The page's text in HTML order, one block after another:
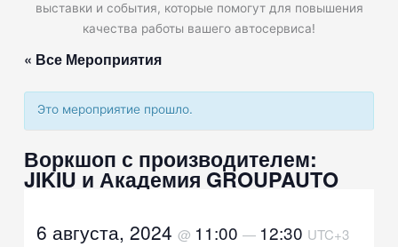
выставки и события, которые помогут для повышения
качества работы вашего автосервиса!
« Все Мероприятия
Это мероприятие прошло.
Воркшоп с производителем:
JIKIU и Академия GROUPAUTO
6 августа, 2024@ 11:00— 12:30 UTC+3